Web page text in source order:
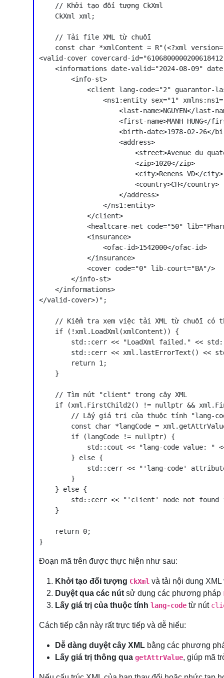
    // Khởi tạo đối tượng CkXml
    CkXml xml;
    // Tải file XML từ chuỗi
const char *xmlContent = R"(<?xml
<valid-cover covercard-
<informations date-valid="2024-08-09"
        <info-st>
<client lang-code="2" guarantor-
<ns1:entity sex="1"
<last-name>NGUYEN</last-
<first-name>MANH HUNG</
<birth-date>1978-02-26</
                    <address>
<street>Avenue du
                        <zip>1020</zip>
                        <city>Renens VD</city>
                        <country>CH</country>
                    </address>
                </ns1:entity>
            </client>
<healtcare-net code="50"
            <insurance>
                <ofac-id>1542000</ofac-id>
            </insurance>
            <cover code="0" lib-court="BA"/>
        </info-st>
    </informations>
</valid-cover>)";
// Kiểm tra xem việc tải XML từ chuỗi có
    if (!xml.LoadXml(xmlContent)) {
std::cerr << "LoadXml failed." <<
std::cerr << xml.lastErrorText() <<
        return 1;
    }
    // Tìm nút "client" trong cây XML
if (xml.FirstChild2() != nullptr &&
// Lấy giá trị của thuộc tính "lang-
const char *langCode =
        if (langCode != nullptr) {
std::cout << "lang-code value: "
        } else {
std::cerr << "'lang-code'
        }
    } else {
std::cerr << "'client' node not found
    }
    return 0;
Đoạn mã trên được thực hiện như sau:
Khởi tạo đối tượng CkXml và tải nội dung
Duyệt qua các nút sử dụng các phương pháp
Lấy giá trị của thuộc tính lang-code từ nút
Cách tiếp cận này rất trực tiếp và dễ hiểu:
Dễ dàng duyệt cây XML bằng các phương
Lấy giá trị thông qua getAttrValue, giúp mã